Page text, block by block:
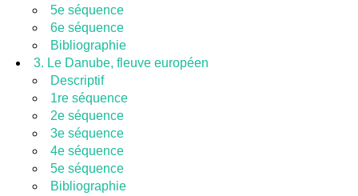
5e séquence
6e séquence
Bibliographie
3. Le Danube, fleuve européen
Descriptif
1re séquence
2e séquence
3e séquence
4e séquence
5e séquence
Bibliographie